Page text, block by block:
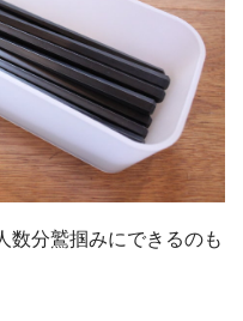
数分鷲掴みにできるのも